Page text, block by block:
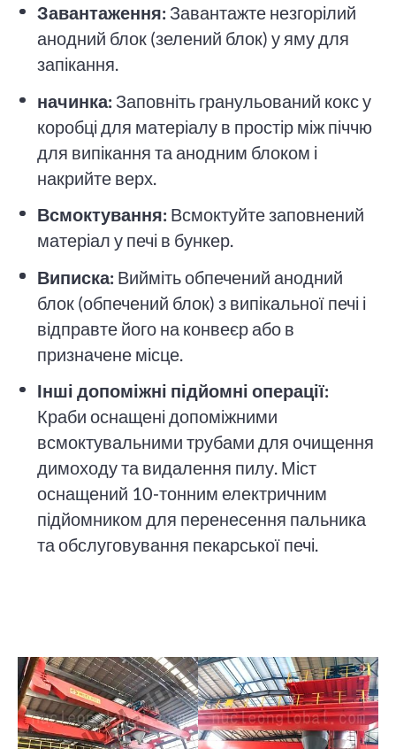
Завантаження: Завантажте незгорілий
анодний блок (зелений блок) у яму для
запікання.
начинка: Заповніть гранульований кокс у
коробці для матеріалу в простір між піччю
для випікання та анодним блоком і
накрийте верх.
Всмоктування: Всмоктуйте заповнений
матеріал у печі в бункер.
Виписка: Вийміть обпечений анодний
блок (обпечений блок) з випікальної печі і
відправте його на конвеєр або в
призначене місце.
Інші допоміжні підйомні операції:
Краби оснащені допоміжними
всмоктувальними трубами для очищення
димоходу та видалення пилу. Міст
оснащений 10-тонним електричним
підйомником для перенесення пальника
та обслуговування пекарської печі.